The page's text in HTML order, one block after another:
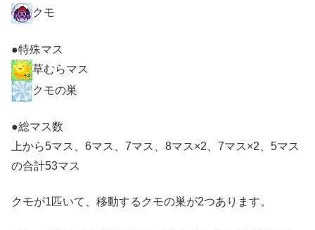
クモ
●特殊マス
草むらマス
クモの巣
●総マス数
上から5マス、6マス、7マス、8マス×2、7マス×2、5マス
の合計53マス
クモが1匹いて、移動するクモの巣が2つあります。